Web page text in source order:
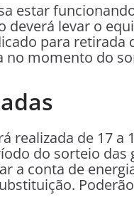
estar
deverá levar o
para
no momento do
realizada de 17 a
do sorteio das
a conta de